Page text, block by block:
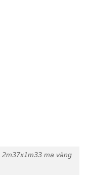
mạ vàng